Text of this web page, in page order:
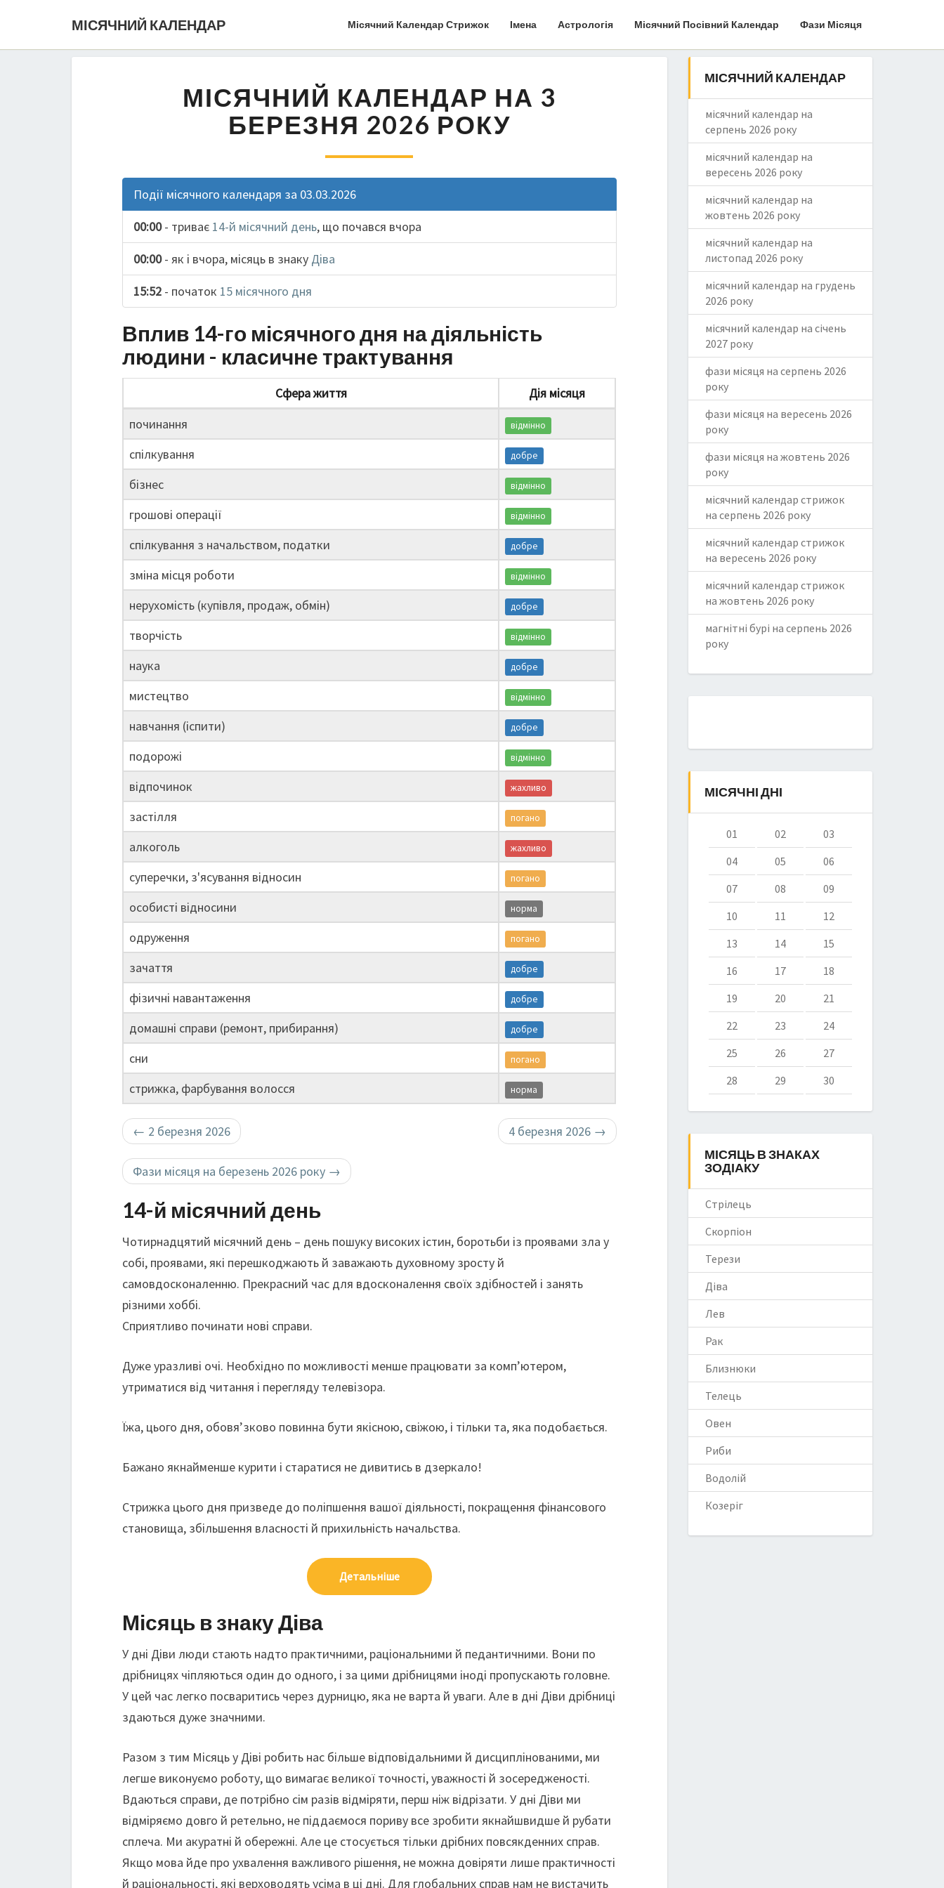
МІСЯЧНИЙ КАЛЕНДАР Місячний Календар Стрижок Імена Астрологія Місячний Посівний Календар Фази Місяця
МІСЯЧНИЙ КАЛЕНДАР НА 3
БЕРЕЗНЯ 2026 РОКУ
Події місячного календаря за 03.03.2026
00:00- триває 14-й місячний день, що почався вчора
00:00- як і вчора, місяць в знаку Діва
15:52 - початок 15 місячного дня
Вплив 14-го місячного дня на діяльність
людини - класичне трактування
Сфера життя
Дія місяця
починання
відмінно
спілкування добре
бізнес відмінно
грошові операції відмінно
спілкування з начальством, податки добре
зміна місця роботи відмінно
нерухомість (купівля, продаж, обмін) добре
творчість відмінно
наука добре
мистецтво відмінно
навчання (іспити) добре
подорожі відмінно
відпочинок жахливо
застілля погано
алкоголь жахливо
суперечки, з'ясування відносин погано
особисті відносини норма
одруження погано
зачаття добре
фізичні навантаження добре
домашні справи (ремонт, прибирання) добре
сни погано
стрижка, фарбування волосся норма
← 2 березня 2026 4 березня 2026 →
Фази місяця на березень 2026 року →
14-й місячний день
Чотирнадцятий місячний день – день пошуку високих істин, боротьби із проявами зла у
собі, проявами, які перешкоджають й заважають духовному зросту й
самовдосконаленню. Прекрасний час для вдосконалення своїх здібностей і занять
різними хоббі.
Сприятливо починати нові справи.
Дуже уразливі очі. Необхідно по можливості менше працювати за комп’ютером,
утриматися від читання і перегляду телевізора.
Їжа, цього дня, обовя’зково повинна бути якісною, свіжою, і тільки та, яка подобається.
Бажано якнайменше курити і старатися не дивитись в дзеркало!
Стрижка цього дня призведе до поліпшення вашої діяльності, покращення фінансового
становища, збільшення власності й прихильність начальства.
Детальніше
Місяць в знаку Діва
У дні Діви люди стають надто практичними, раціональними й педантичними. Вони по
дрібницях чіпляються один до одного, і за цими дрібницями іноді пропускають головне.
У цей час легко посваритись через дурницю, яка не варта й уваги. Але в дні Діви дрібниці
здаються дуже значними.
Разом з тим Місяць у Діві робить нас більше відповідальними й дисциплінованими, ми
легше виконуємо роботу, що вимагає великої точності, уважності й зосередженості.
Вдаються справи, де потрібно сім разів відміряти, перш ніж відрізати. У дні Діви ми
відміряємо довго й ретельно, не піддаємося пориву все зробити якнайшвидше й рубати
сплеча. Ми акуратні й обережні. Але це стосується тільки дрібних повсякденних справ.
Якщо мова йде про ухвалення важливого рішення, не можна довіряти лише практичності
й раціональності, які верховодять усіма в ці дні. Для глобальних справ нам не вистачить
МІСЯЧНИЙ КАЛЕНДАР
місячний календар на
серпень 2026 року
місячний календар на
вересень 2026 року
місячний календар на
жовтень 2026 року
місячний календар на
листопад 2026 року
місячний календар на грудень
2026 року
місячний календар на січень
2027 року
фази місяця на серпень 2026
року
фази місяця на вересень 2026
року
фази місяця на жовтень 2026
року
місячний календар стрижок
на серпень 2026 року
місячний календар стрижок
на вересень 2026 року
місячний календар стрижок
на жовтень 2026 року
магнітні бурі на серпень 2026
року
МІСЯЧНІ ДНІ
01 02
03
04
05
06
07
08
09
10
11
12
13
14
15
16
17
18
19
20
21
22
23
24
25
26
27
28
29 30
МІСЯЦЬ В ЗНАКАХ
ЗОДІАКУ
Стрілець
Скорпіон
Терези
Діва
Лев
Рак
Близнюки
Телець
Овен
Риби
Водолій
Козеріг